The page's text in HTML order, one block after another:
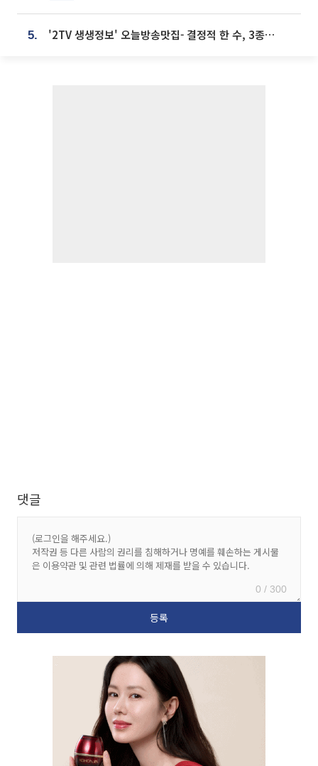
5. '2TV 생생정보' 오늘방송맛집- 결정적 한 수, 3종 메밀면! 메밀 소바 맛집 '의○○○○'
댓글
0 / 300